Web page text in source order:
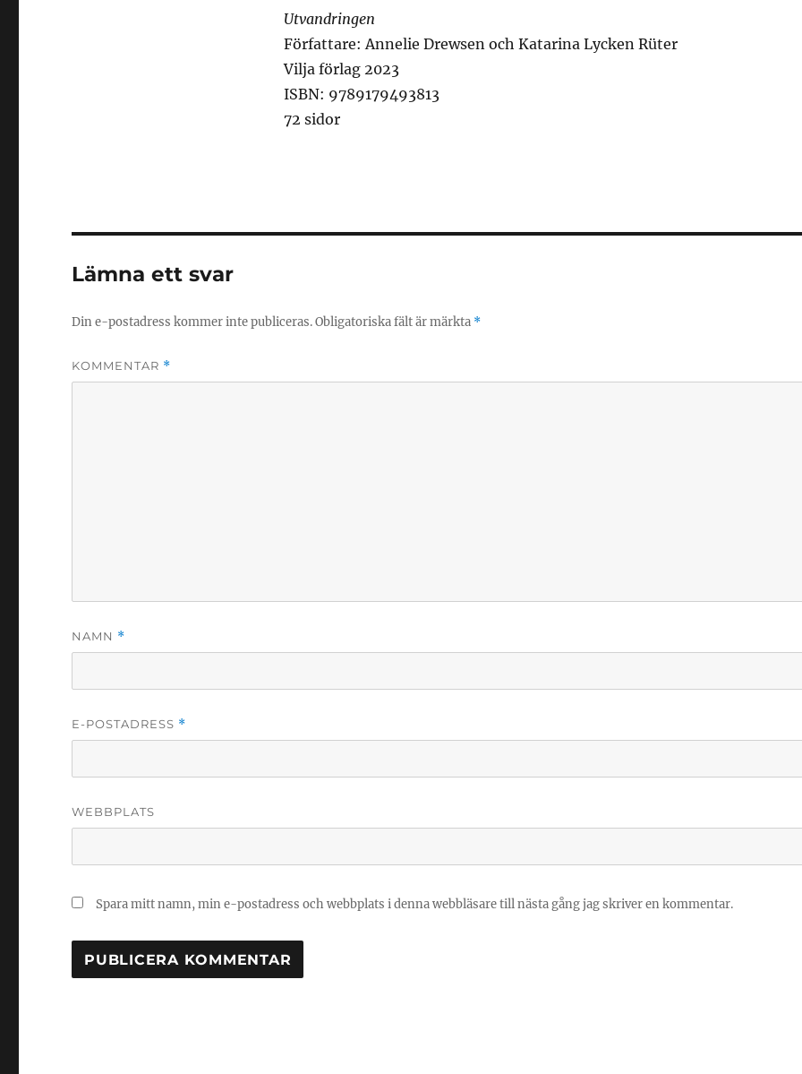
Utvandringen
Författare: Annelie Drewsen och Katarina Lycken Rüter
Vilja förlag 2023
ISBN: 9789179493813
72 sidor
Lämna ett svar
Din e-postadress kommer inte publiceras.Obligatoriska fält är märkta *
KOMMENTAR *
NAMN *
E-POSTADRESS *
WEBBPLATS
Spara mitt namn, min e-postadress och webbplats i denna webbläsare till nästa gång jag skriver en kommentar.